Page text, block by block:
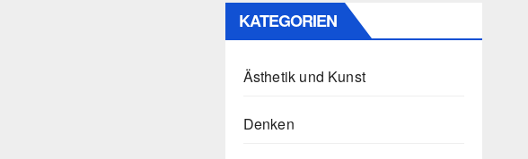
KATEGORIEN
Ästhetik und Kunst
Denken